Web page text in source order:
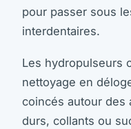
pour passer sous
interdentaires.
Les hydropulseurs
nettoyage en
coincés autour des
durs, collants ou